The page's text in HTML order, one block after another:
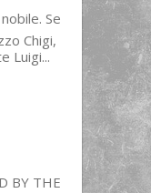
Se
Chigi,
Luigi...
BY THE